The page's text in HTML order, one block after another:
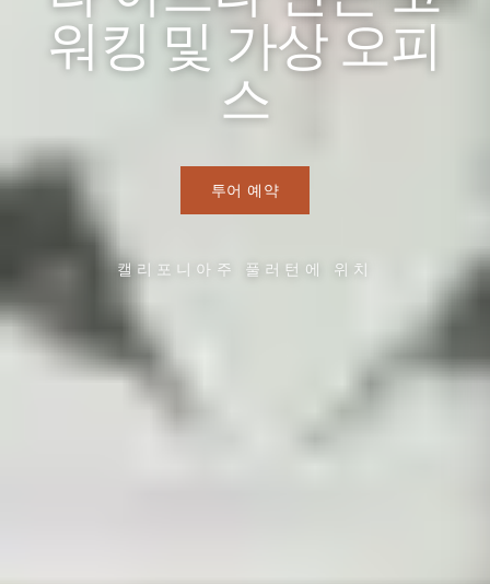
워킹 및 가상 오피
스
투어 예약
캘리포니아주 풀러턴에 위치